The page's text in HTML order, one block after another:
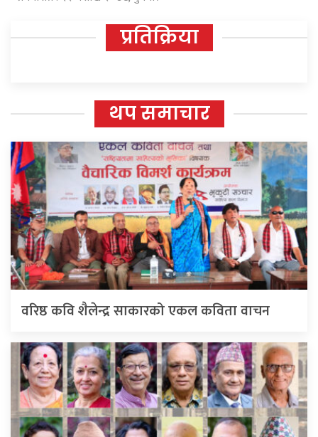
प्रतिक्रिया
थप समाचार
वरिष्ठ कवि शैलेन्द्र साकारको एकल कविता वाचन